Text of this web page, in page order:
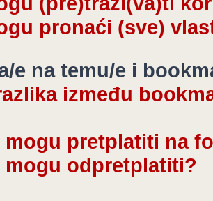
pronaći (sve)
e na temu/e i
između
mogu pretplatiti na
mogu odpretplatiti?